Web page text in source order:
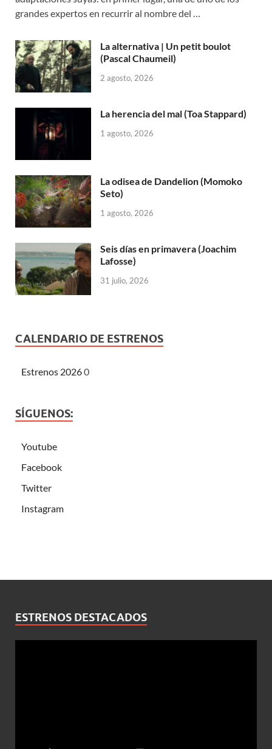
grandes expertos en recurrir al nombre del …
La alternativa | Un petit boulot
(Pascal Chaumeil)
2 agosto, 2026
La herencia del mal (Toa Stappard)
1 agosto, 2026
La odisea de Dandelion (Momoko
Seto)
1 agosto, 2026
Seis días en primavera (Joachim
Lafosse)
31 julio, 2026
CALENDARIO DE ESTRENOS
Estrenos 20260
SÍGUENOS:
Youtube
Facebook
Twitter
Instagram
ESTRENOS DESTACADOS